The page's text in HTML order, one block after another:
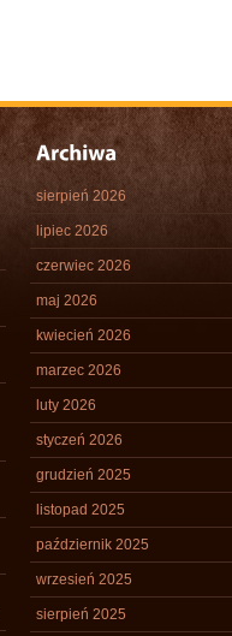
sierpień 2026
lipiec 2026
czerwiec 2026
maj 2026
kwiecień 2026
marzec 2026
luty 2026
styczeń 2026
grudzień 2025
listopad 2025
październik 2025
wrzesień 2025
sierpień 2025